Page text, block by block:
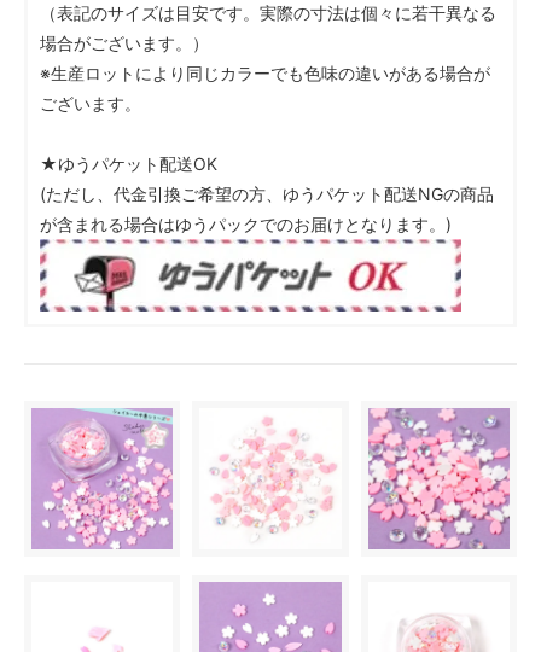
（表記のサイズは目安です。実際の寸法は個々に若干異なる
場合がございます。）
※生産ロットにより同じカラーでも色味の違いがある場合が
ございます。
★ゆうパケット配送OK
(ただし、代金引換ご希望の方、ゆうパケット配送NGの商品
が含まれる場合はゆうパックでのお届けとなります。)